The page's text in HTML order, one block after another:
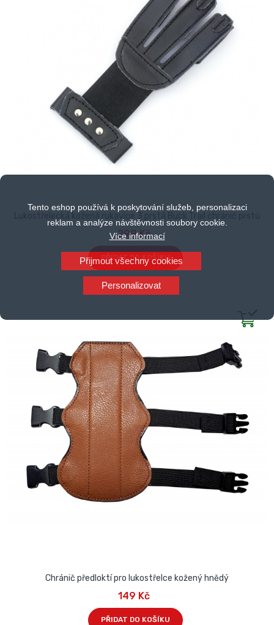
Tento eshop používá k poskytování služeb, personalizaci
reklam a analýze návštěvnosti soubory cookie.
Více informací
Přijmout všechny cookies
Personalizovat
299 Kč
PŘIDAT DO KOŠÍKU
Chránič předloktí pro lukostřelce kožený hnědý
149 Kč
PŘIDAT DO KOŠÍKU